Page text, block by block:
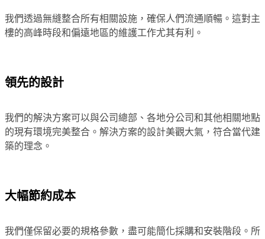
我們透過無縫整合所有相關設施，確保人們流通順暢。這對主
樓的高峰時段和偏遠地區的維護工作尤其有利。
領先的設計
我們的解決方案可以與公司總部、各地分公司和其他相關地點
的現有環境完美整合。解決方案的設計美觀大氣，符合當代建
築的理念。
大幅節約成本
我們僅保留必要的規格參數，盡可能簡化採購和安裝階段。所